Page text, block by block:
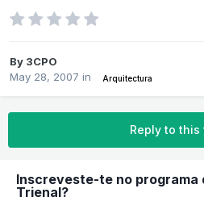
By 3CPO
May 28, 2007 in Arquitectura
Reply to this
Inscreveste-te no programa
Trienal?